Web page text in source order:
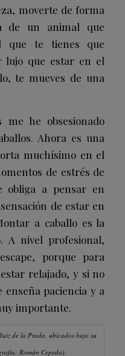
moverte de forma
de un animal que
que te tienes que
lujo que estar en el
te mueves de una
he obsesionado
Ahora es una
muchísimo en el
de estrés de
obliga a pensar en
de estar en
a caballo es la
A nivel profesional,
porque para
relajado, y si no
enseña paciencia y a
importante.
de la Prada, ubicados bajo su
Román Cepeda).